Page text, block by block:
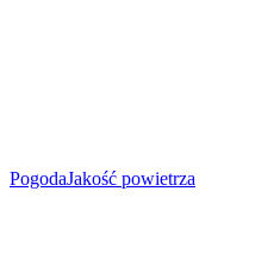
PogodaJakość powietrza